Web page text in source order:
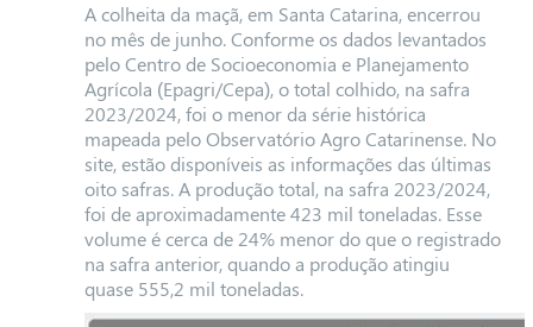
A colheita da maçã, em Santa Catarina, encerrou
no mês de junho. Conforme os dados levantados
pelo Centro de Socioeconomia e Planejamento
Agrícola (Epagri/Cepa), o total colhido, na safra
2023/2024, foi o menor da série histórica
mapeada pelo Observatório Agro Catarinense. No
site, estão disponíveis as informações das últimas
oito safras. A produção total, na safra 2023/2024,
foi de aproximadamente 423 mil toneladas. Esse
volume é cerca de 24% menor do que o registrado
na safra anterior, quando a produção atingiu
quase 555,2 mil toneladas.